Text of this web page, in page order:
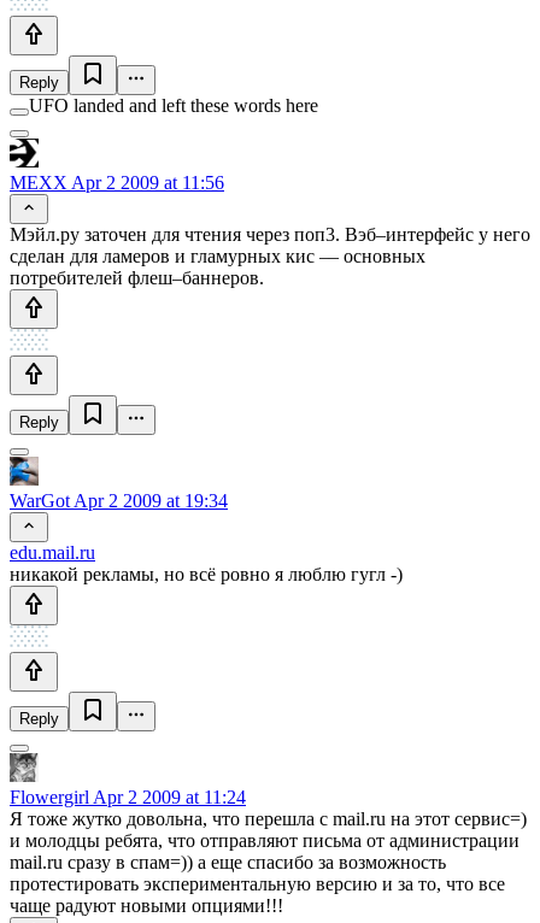
Reply
UFO landed and left these words here
MEXX Apr 2 2009 at 11:56
Мэйл.ру заточен для чтения через поп3. Вэб–интерфейс у него
сделан для ламеров и гламурных кис –– основных
потребителей флеш–баннеров.
Reply
WarGot Apr 2 2009 at 19:34
edu.mail.ru
никакой рекламы, но всё ровно я люблю гугл -)
Reply
Flowergirl Apr 2 2009 at 11:24
Я тоже жутко довольна, что перешла с mail.ru на этот сервис=)
и молодцы ребята, что отправляют письма от администрации
mail.ru сразу в спам=)) а еще спасибо за возможность
протестировать экспериментальную версию и за то, что все
чаще радуют новыми опциями!!!